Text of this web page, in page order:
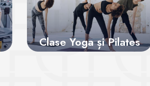
Clase Yoga și Pilates